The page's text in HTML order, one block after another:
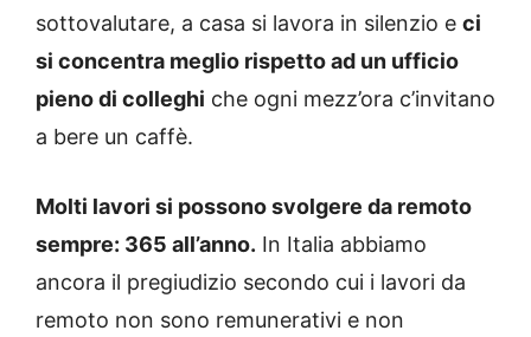
sottovalutare, a casa si lavora in silenzio e ci
si concentra meglio rispetto ad un ufficio
pieno di colleghi che ogni mezz’ora c’invitano
a bere un caffè.
Molti lavori si possono svolgere da remoto
sempre: 365 all’anno. In Italia abbiamo
ancora il pregiudizio secondo cui i lavori da
remoto non sono remunerativi e non